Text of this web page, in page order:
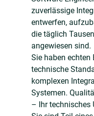
zuverlässige
entwerfen,
die täglich
angewiesen sind.
Sie haben
technische
komplexen
Systemen.
– Ihr technisches